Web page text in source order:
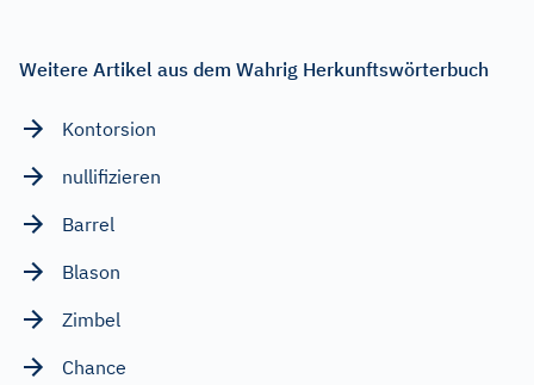
Weitere Artikel aus dem Wahrig Herkunftswörterbuch
Kontorsion
nullifizieren
Barrel
Blason
Zimbel
Chance